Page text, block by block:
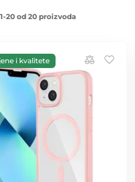
20 od 20 proizvoda
i kvalitete